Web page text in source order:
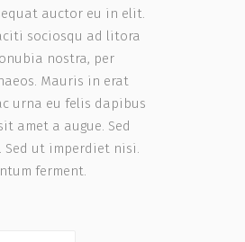
auctor eu in elit.
sociosqu ad litora
nostra, per
Mauris in erat
urna eu felis dapibus
amet a augue. Sed
Sed ut imperdiet nisi.
ferment.